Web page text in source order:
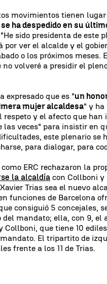
movimientos tienen
ha despedido en su
sido presidenta de este
por ver el alcalde y el
o los próximos meses.
no volveré a presidir el
expresado que es "un
mujer alcaldesa" y
respeto y el afecto que han
las veces" para insistir en
este plenario se
para dialogar, para
ERC rechazaron la
la alcaldía con Collboni
Trias sea el nuevo
funciones de Barcelona
consiguió 5 concejales,
del mandato; ella, con 9, el
Collboni, que tiene 10
El tripartito de
frente a los 11 de Trias.